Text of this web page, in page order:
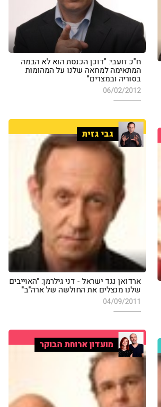
ח"כ זועבי: "דוכן הכנסת הוא לא הבמה
המתאימה למחאה שלנו על המהומות
בסוריה ובמצרים"
06/02/2012
גבי גזית
ארדואן נגד ישראל - דני גילרמן: "האוייבים
שלנו מנצלים את החולשה של ארה"ב"
04/09/2011
מועדון ארוחת הבוקר